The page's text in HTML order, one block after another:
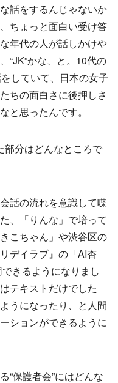
話をするんじゃないか
ちょっと面白い受け答
年代の人が話しかけや
“JK”かな、と。10代の
していて、日本の女子
ちの面白さに後押しさ
と思ったんです。
分はどんなところで
話の流れを意識して喋
、「りんな」で培って
こちゃん」や渋谷区の
デイラブ』の「AI杏
きるようになりまし
テキストだけでした
うになったり、と人間
ションができるように
“保護者会”にはどんな